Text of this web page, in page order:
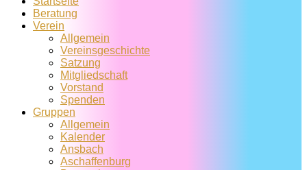
Beratung
Verein
Allgemein
Vereins­geschichte
Satzung
Mitglied­schaft
Vorstand
Spenden
Gruppen
Allgemein
Kalender
Ansbach
Aschaffenburg